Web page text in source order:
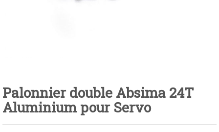
Palonnier double Absima 24T
Aluminium pour Servo